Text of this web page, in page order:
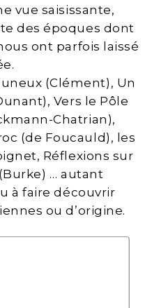
vue saisissante,
des époques dont
ont parfois laissé
(Clément), Un
Vers le Pôle
Chatrian),
(de Foucauld), les
Réflexions sur
… autant
à faire découvrir
ou d’origine.